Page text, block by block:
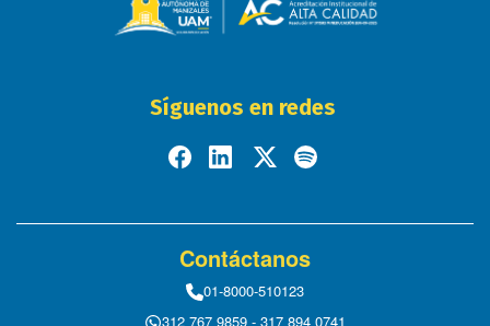
Síguenos en redes
Contáctanos
01-8000-510123
312 767 9859 - 317 894 0741